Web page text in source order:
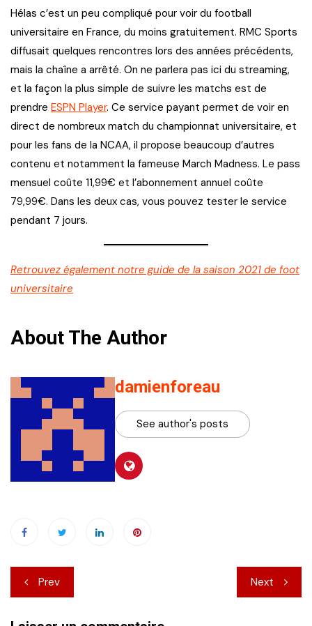
Hélas c’est un peu compliqué pour voir du football
universitaire en France, du moins gratuitement. RMC Sports
diffusait quelques rencontres lors des années précédents,
mais la chaîne a arrêté. On ne parlera pas ici du streaming,
et la façon la plus simple de suivre les matchs est de
prendre ESPN Player. Ce service payant permet de voir en
direct de nombreux match du championnat universitaire, et
pour les fans de la NCAA, il propose beaucoup d’autres
contenu et notamment la fameuse March Madness. Le pass
mensuel coûte 11,99€ et l’abonnement annuel coûte
79,99€. Dans les deux cas, vous pouvez tester le service
pendant 7 jours.
Retrouvez également notre guide de la saison 2021 de foot
universitaire
About The Author
damienforeau
See author's posts
Navigation
de
Prev Next